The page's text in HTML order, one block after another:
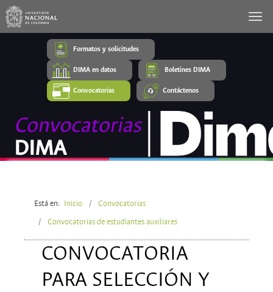
Formatos y solicitudes
DIMA en datos Boletines DIMA
Convocatorias Contáctenos
Está en: Inicio
Convocatorias
Convocatorias de estudiantes auxiliares
CONVOCATORIA
PARA SELECCIÓN Y